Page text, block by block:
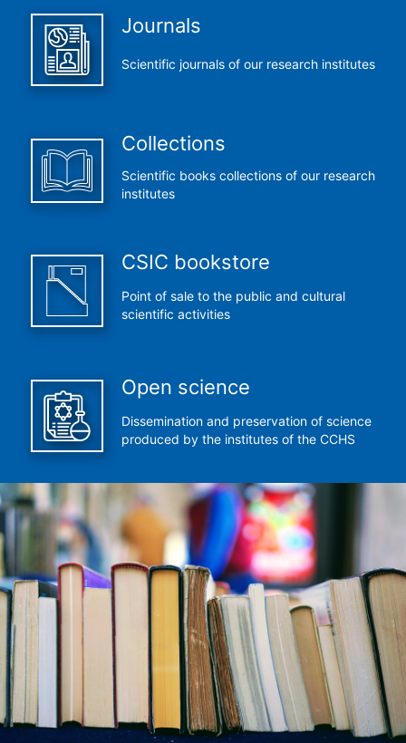
Journals
Scientific journals of our research institutes
Collections
Scientific books collections of our research
institutes
CSIC bookstore
Point of sale to the public and cultural
scientific activities
Open science
Dissemination and preservation of science
produced by the institutes of the CCHS